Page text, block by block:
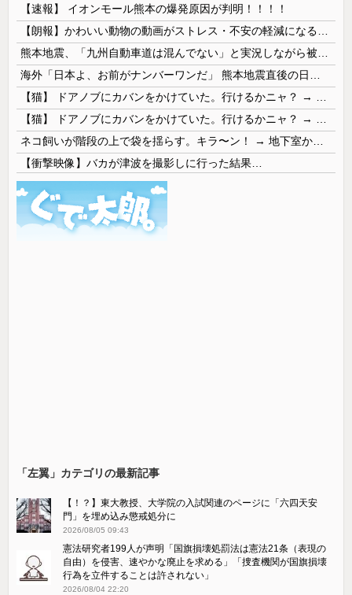
【速報】 イオンモール熊本の爆発原因が判明！！！！
【衝撃映像】バカが津波を撮影しに行った結果…
「左翼」カテゴリの最新記事
【！？】東大教授、大学院の入試関連のページに「六四天安
門」を埋め込み懲戒処分に
2026/08/05 09:43
憲法研究者199人が声明「国旗損壊処罰法は憲法21条（表現の
自由）を侵害、速やかな廃止を求める」「捜査機関が国旗損壊
行為を立件することは許されない」
2026/08/04 22:20